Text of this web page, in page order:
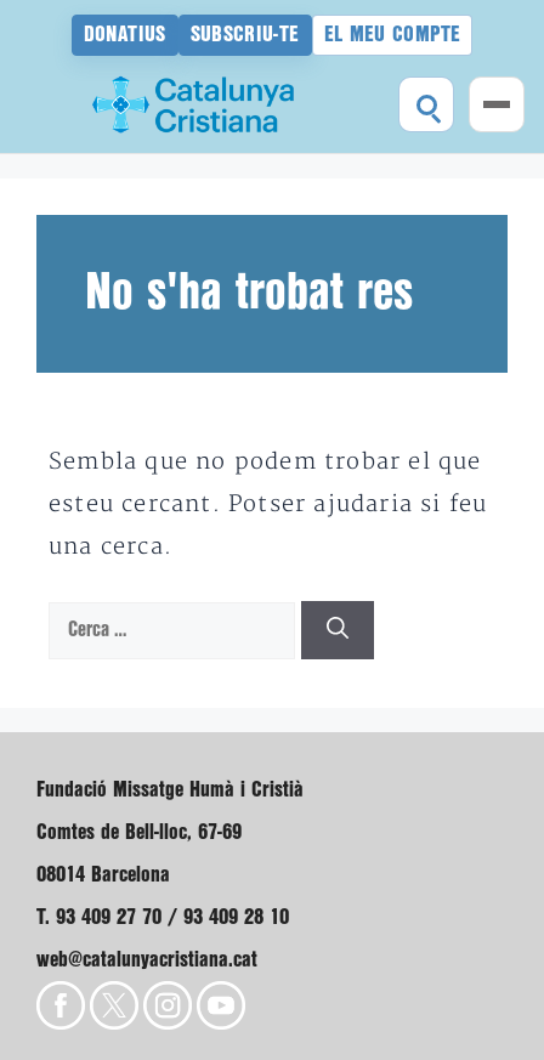
DONATIUS SUBSCRIU-TE EL MEU COMPTE
No s'ha trobat res
Sembla que no podem trobar el que
esteu cercant. Potser ajudaria si feu
una cerca.
Cerca:
Fundació Missatge Humà i Cristià
Comtes de Bell-lloc, 67-69
08014 Barcelona
T. 93 409 27 70 / 93 409 28 10
web@catalunyacristiana.cat